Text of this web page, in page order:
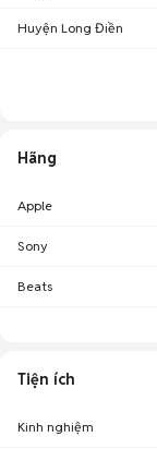
Huyện Long Điền
Hãng
Apple
Sony
Beats
Tiện ích
Kinh nghiệm